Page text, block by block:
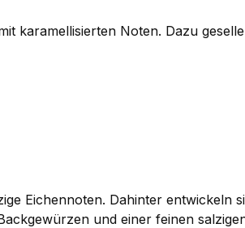
karamellisierten Noten. Dazu
Eichennoten. Dahinter entwickeln
und einer feinen